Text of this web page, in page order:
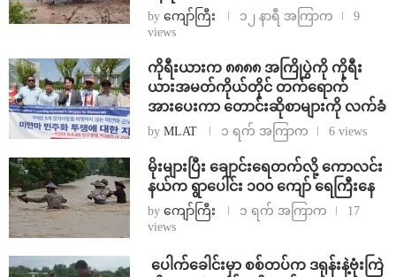
by ကျော်ကြီး ၁၂ နာရီ အကြာက
9
views
ကိုရီးယားက ၈၈၈၈ အကြိုပွဲကို ကိုရီး
ယားအမတ်ကိုယ်တိုင် တက်ရောက်
အားပေးကာ တောင်းဆိုစာများကို လက်ခံ
by MLAT ၁ ရက် အကြာက 6 views
⁨မိုးများပြီး ချောင်းရေတက်လို့ ကောလင်း
နယ်က ရွာပေါင်း ၁၀၀ ကျော် ရေကြီးနေ
by ကျော်ကြီး ၁ ရက် အကြာက
17
views
⁩ ⁨ပေါက်ခေါင်းမှာ စစ်တပ်က ဒရုန်းနဲ့ဗုံးကြဲ